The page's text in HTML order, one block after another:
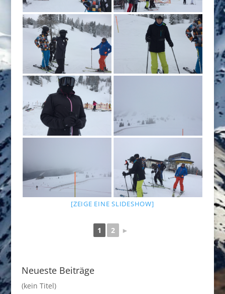
[ZEIGE EINE SLIDESHOW]
1 2 ►
Neueste Beiträge
(kein Titel)